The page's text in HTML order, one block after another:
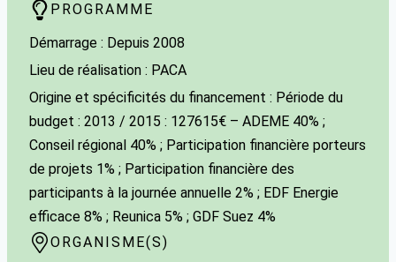
PROGRAMME
Démarrage : Depuis 2008
Lieu de réalisation : PACA
Origine et spécificités du financement : Période du
budget : 2013 / 2015 : 127615€ – ADEME 40% ;
Conseil régional 40% ; Participation financière porteurs
de projets 1% ; Participation financière des
participants à la journée annuelle 2% ; EDF Energie
efficace 8% ; Reunica 5% ; GDF Suez 4%
ORGANISME(S)